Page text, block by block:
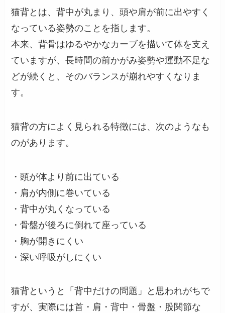
猫背とは、背中が丸まり、頭や肩が前に出やすく
なっている姿勢のことを指します。
本来、背骨はゆるやかなカーブを描いて体を支え
ていますが、長時間の前かがみ姿勢や運動不足な
どが続くと、そのバランスが崩れやすくなりま
す。
猫背の方によく見られる特徴には、次のようなも
のがあります。
・頭が体より前に出ている
・肩が内側に巻いている
・背中が丸くなっている
・骨盤が後ろに倒れて座っている
・胸が開きにくい
・深い呼吸がしにくい
猫背というと「背中だけの問題」と思われがちで
すが、実際には首・肩・背中・骨盤・股関節な